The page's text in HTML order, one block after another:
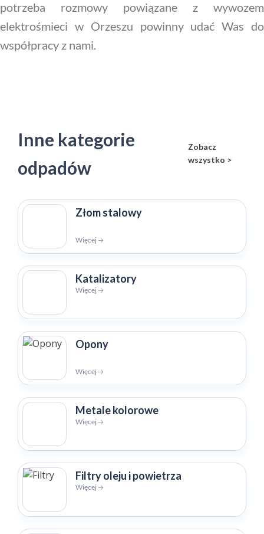
potrzeba rozmowy powiązane z wywozem
elektrośmieci w Orzeszu powinny udać Was do
współpracy z nami.
Inne kategorie
odpadów
Zobacz
wszystko >
Złom stalowy
Więcej 🡢
Katalizatory
Więcej 🡢
Opony
Więcej 🡢
Metale kolorowe
Więcej 🡢
Filtry oleju i powietrza
Więcej 🡢